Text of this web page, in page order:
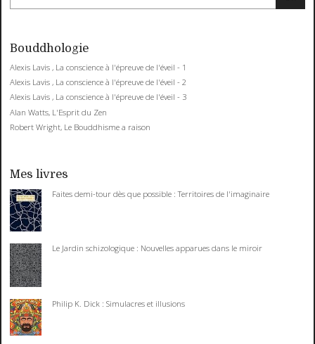
Bouddhologie
Alexis Lavis , La conscience à l'épreuve de l'éveil - 1
Alexis Lavis , La conscience à l'épreuve de l'éveil - 2
Alexis Lavis , La conscience à l'épreuve de l'éveil - 3
Alan Watts, L'Esprit du Zen
Robert Wright, Le Bouddhisme a raison
Mes livres
Faites demi-tour dès que possible : Territoires de l'imaginaire
Le Jardin schizologique : Nouvelles apparues dans le miroir
Philip K. Dick : Simulacres et illusions